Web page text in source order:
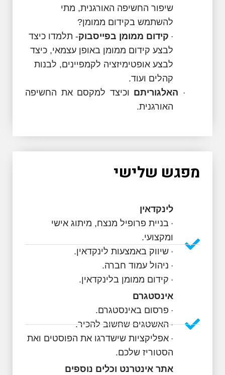
שיפור החשיפה האורגנית, מתי
להשתמש בקידום ממומן?
קידום ממומן בפייסבוק- תלמדו כיצד
לבצע קידום ממומן באופן עצמאי, כיצד
לבצע אופטימיזציה לקמפיינים, לבנות
קהלים ועוד.
האלגוריתםוכיצד למקסם את החשיפה
האורגנית.
שלישי
לינקדאין
בניית פרופיל מנצח, מיתוג אישי
ומקצועי.
שיווק באמצעות לינקדאין.
ניהול עמוד חברה.
קידום ממומן בלינקדאין.
אינסטגרם
פרסום באינסטגרם.
·האשטגים שחשוב להכיר.
אפליקציות שישדרגו את הפוסטים ואת
הסטוריז שלכם.
אתר אינטרנט וכלים נוספים